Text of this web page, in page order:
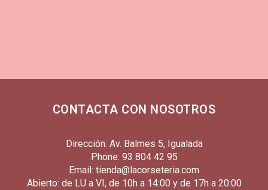
CONTACTA CON NOSOTROS
Dirección: Av. Balmes 5, Igualada
Phone: 93 804 42 95
Email: tienda@lacorseteria.com
Abierto: de LU a VI, de 10h a 14:00 y de 17h a 20:00